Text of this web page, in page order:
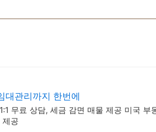
대관리까지 한번에
무료 상담, 세금 감면 매물 제공 미국 부
제공